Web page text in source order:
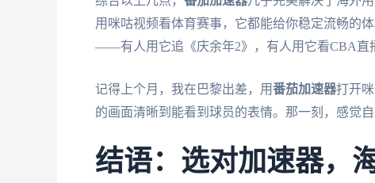
用咪咕视频看体育赛事，它都能给你稳定流畅的
——有人用它追《庆余年2》，有人用它看CBA直
记得上个月，我在巴黎出差，用番茄加速器打开
的画面清晰到能看到球员的表情。那一刻，感觉
结语：选对加速器，